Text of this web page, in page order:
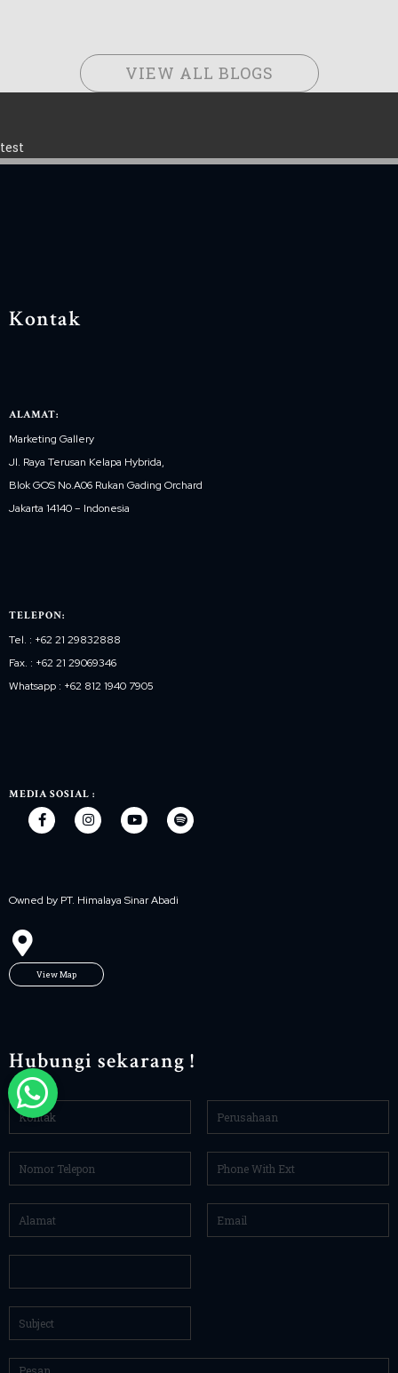
VIEW ALL BLOGS
test
Kontak
ALAMAT:
Marketing Gallery
Jl. Raya Terusan Kelapa Hybrida,
Blok GOS No.A06 Rukan Gading Orchard
Jakarta 14140 – Indonesia
TELEPON:
Tel. : +62 21 29832888
Fax. : +62 21 29069346
Whatsapp : +62 812 1940 7905
MEDIA SOSIAL :
Owned by PT. Himalaya Sinar Abadi
View Map
Hubungi sekarang !